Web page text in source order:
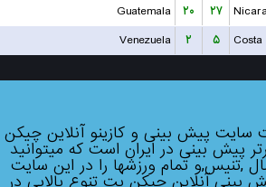
Guatemala
۲۰ ۲۷
Venezuela
۲ ۵
سایت پیش بینی و کازینو آنلاین چیکن
سایت برتر پیش بینی در ایران است که میتوانید
,تنیس,و تمام ورزشها را در این سایت
بینی آنلاین چیکن بت تنوع بالایی در